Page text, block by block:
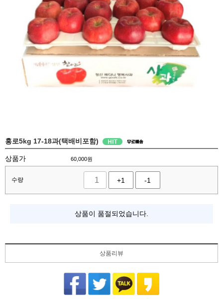
홍로5kg 17-18과(택배비포함)
상품가 60,000원
수량 +1 -1
상품이 품절되었습니다.
상품리뷰